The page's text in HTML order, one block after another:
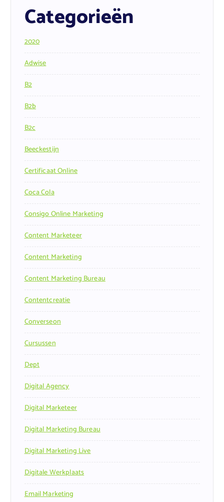
Categorieën
2020
Adwise
B2
B2b
B2c
Beeckestijn
Certificaat Online
Coca Cola
Consigo Online Marketing
Content Marketeer
Content Marketing
Content Marketing Bureau
Contentcreatie
Converseon
Cursussen
Dept
Digital Agency
Digital Marketeer
Digital Marketing Bureau
Digital Marketing Live
Digitale Werkplaats
Email Marketing